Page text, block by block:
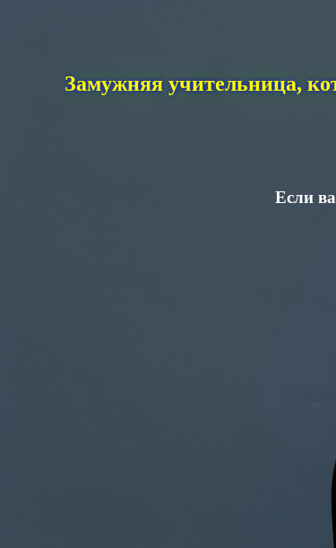
Замужняя учительница,
Если